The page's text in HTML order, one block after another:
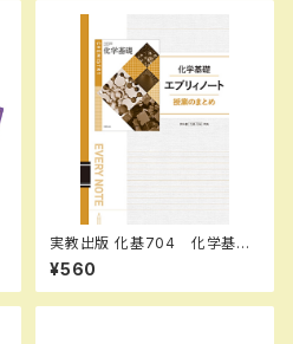
実教出版 化基704 化学基礎
エブリィノート 授業のまとめ
新品 問題集本体のみ 別冊
解答なし ISBN：97844073
¥560